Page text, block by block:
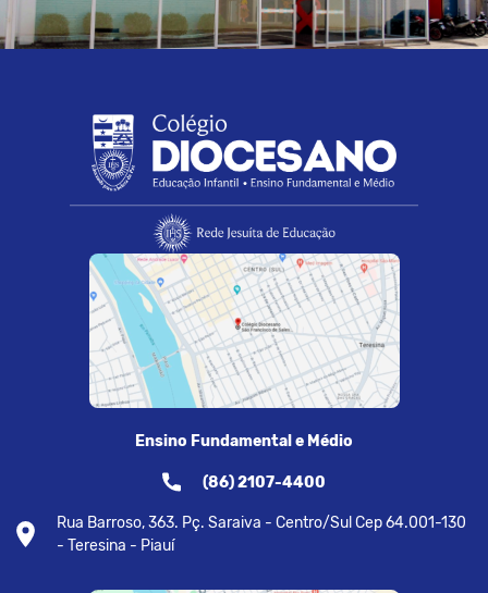
Ensino Fundamental e Médio
(86) 2107-4400
Rua Barroso, 363. Pç. Saraiva - Centro/Sul Cep 64.001-130
- Teresina - Piauí